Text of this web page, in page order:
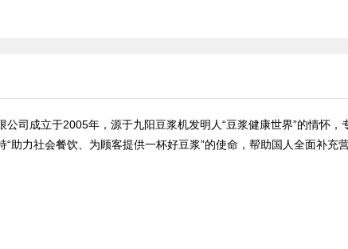
公司成立于2005年，源于九阳豆浆机发明人“豆浆健康世界”的情怀，
“助力社会餐饮、为顾客提供一杯好豆浆”的使命，帮助国人全面补充